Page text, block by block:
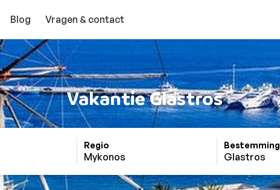
Blog Vragen & contact
Vakantie Glastros
Regio
Mykonos
Bestemming
Glastros